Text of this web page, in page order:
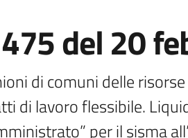
del 20
di comuni delle
di lavoro flessibile.
per il sisma